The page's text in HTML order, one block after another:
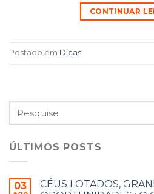
CONTINUAR
Postado em Dicas
ÚLTIMOS POSTS
03
CÉUS LOTADOS,